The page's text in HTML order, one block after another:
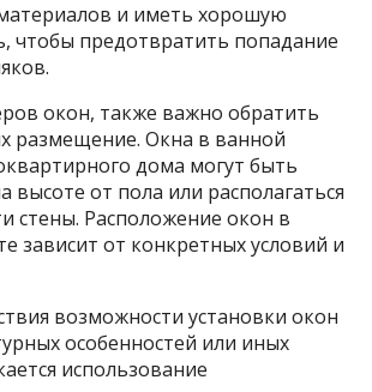
и иметь хорошую
чтобы предотвратить попадание
окон, также важно обратить
размещение. Окна в ванной
дома могут быть
высоте от пола или располагаться
стены. Расположение окон в
зависит от конкретных условий и
возможности установки окон
особенностей или иных
использование